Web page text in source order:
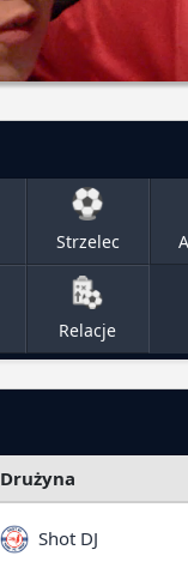
Strzelec
Relacje
Drużyna
Shot DJ